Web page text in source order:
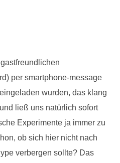
per smartphone-message
eingeladen wurden, das klang
ließ uns natürlich sofort
Experimente ja immer zu
ob sich hier nicht nach
verbergen sollte? Das